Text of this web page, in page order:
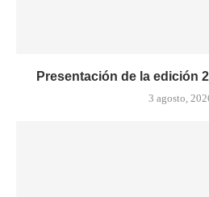
Presentación de la edición
3 agosto,